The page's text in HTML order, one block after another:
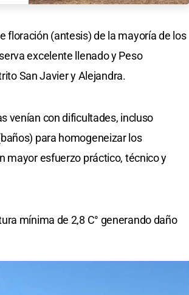
floración (antesis) de la mayoría de los
excelente llenado y Peso
San Javier y Alejandra.
venían con dificultades, incluso
para homogeneizar los
mayor esfuerzo práctico, técnico y
mínima de 2,8 C° generando daño